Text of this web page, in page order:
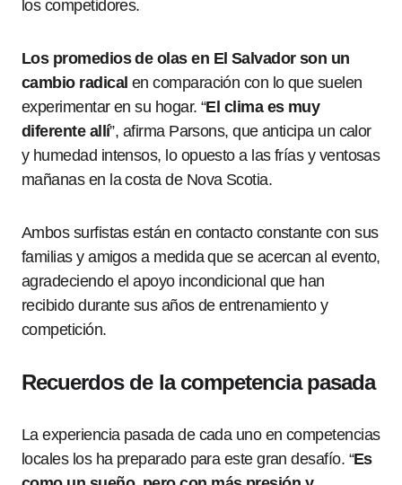
los competidores.
Los promedios de olas en El Salvador son un
cambio radical en comparación con lo que suelen
experimentar en su hogar. “El clima es muy
diferente allí”, afirma Parsons, que anticipa un calor
y humedad intensos, lo opuesto a las frías y ventosas
mañanas en la costa de Nova Scotia.
Ambos surfistas están en contacto constante con sus
familias y amigos a medida que se acercan al evento,
agradeciendo el apoyo incondicional que han
recibido durante sus años de entrenamiento y
competición.
Recuerdos de la competencia pasada
La experiencia pasada de cada uno en competencias
locales los ha preparado para este gran desafío. “Es